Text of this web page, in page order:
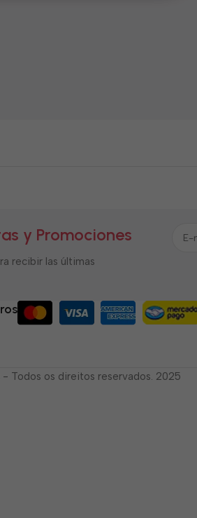
y Promociones
recibir las últimas
- Todos os direitos reservados. 2025